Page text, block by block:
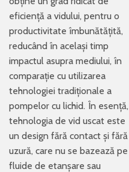
eficiență a vidului, pentru o
productivitate îmbunătățită,
reducând în același timp
impactul asupra mediului, în
comparație cu utilizarea
tehnologiei tradiționale a
pompelor cu lichid. În esență,
tehnologia de vid uscat este
un design fără contact și fără
uzură, care nu se bazează pe
fluide de etanșare sau